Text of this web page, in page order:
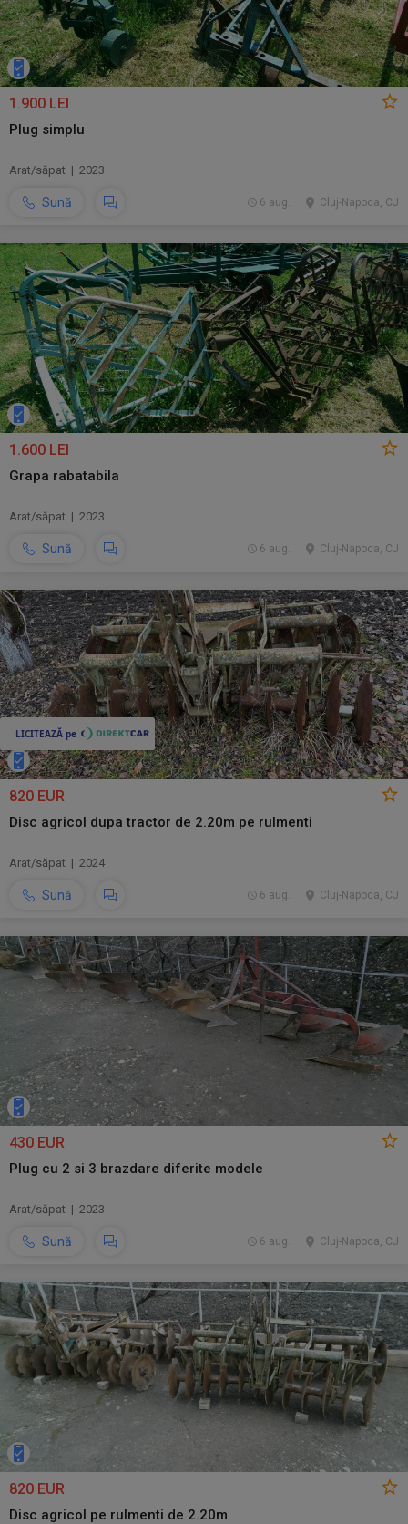
1.900 LEI
Plug simplu
Arat/săpat | 2023
Sună Cluj-Napoca, CJ
6 aug.
1.600 LEI
Grapa rabatabila
Arat/săpat | 2023
Sună Cluj-Napoca, CJ
6 aug.
820 EUR
Disc agricol dupa tractor de 2.20m pe rulmenti
Arat/săpat | 2024
Sună Cluj-Napoca, CJ
6 aug.
430 EUR
Plug cu 2 si 3 brazdare diferite modele
Arat/săpat | 2023
Sună Cluj-Napoca, CJ
6 aug.
820 EUR
Disc agricol pe rulmenti de 2.20m